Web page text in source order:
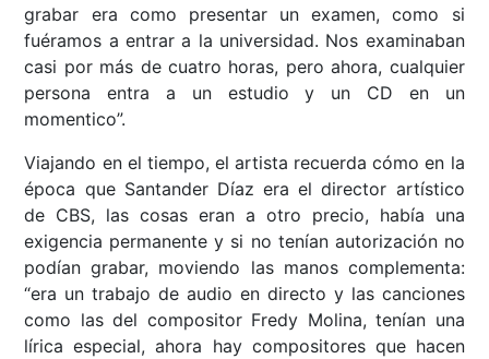
grabar era como presentar un examen, como si
fuéramos a entrar a la universidad. Nos examinaban
casi por más de cuatro horas, pero ahora, cualquier
persona entra a un estudio y un CD en un
momentico”.
Viajando en el tiempo, el artista recuerda cómo en la
época que Santander Díaz era el director artístico
de CBS, las cosas eran a otro precio, había una
exigencia permanente y si no tenían autorización no
podían grabar, moviendo las manos complementa:
“era un trabajo de audio en directo y las canciones
como las del compositor Fredy Molina, tenían una
lírica especial, ahora hay compositores que hacen